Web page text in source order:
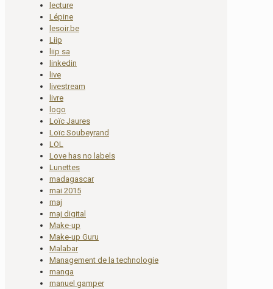
lecture
Lépine
lesoir.be
Liip
liip sa
linkedin
live
livestream
livre
logo
Loïc Jaures
Loïc Soubeyrand
LOL
Love has no labels
Lunettes
madagascar
mai 2015
maj
maj digital
Make-up
Make-up Guru
Malabar
Management de la technologie
manga
manuel gamper